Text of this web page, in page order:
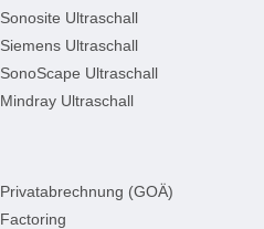
Sonosite Ultraschall
Siemens Ultraschall
SonoScape Ultraschall
Mindray Ultraschall
Privatabrechnung (GOÄ)
Factoring